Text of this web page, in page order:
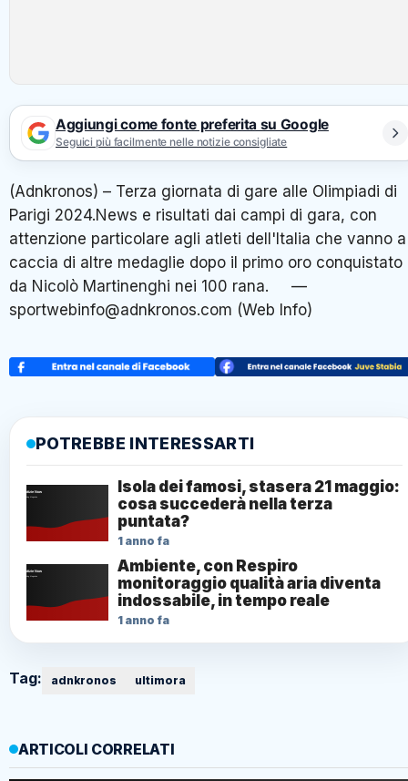
Aggiungi come fonte preferita su Google
Seguici più facilmente nelle notizie consigliate
(Adnkronos) – Terza giornata di gare alle Olimpiadi di
Parigi 2024.News e risultati dai campi di gara, con
attenzione particolare agli atleti dell'Italia che vanno a
caccia di altre medaglie dopo il primo oro conquistato
da Nicolò Martinenghi nei 100 rana. —
sportwebinfo@adnkronos.com (Web Info)
POTREBBE INTERESSARTI
Isola dei famosi, stasera 21 maggio:
cosa succederà nella terza
puntata?
1 anno fa
Ambiente, con Respiro
monitoraggio qualità aria diventa
indossabile, in tempo reale
1 anno fa
Tag: adnkronos ultimora
ARTICOLI CORRELATI